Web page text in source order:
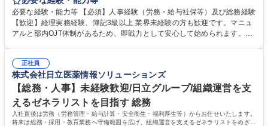
度改定などのコア業務にも挑戦できる、やりがいある環境です。 ■勤怠管
理、給与計算、社会保険手続き、年末調整等の労務管理全般 ■入退社手続
き、社内規定の改定や人事制度改定などのコア業務 ■社内イベントの企画
でも質問・相談できる環境が整っているため、安心して成長できます。 募
集職種 【森ビルG】人事・総務◆賞与5ヶ月◆年休120日◆残業少なめ◆
リモート可
必要な経験・能力等 【必須】人事経験（労務・給与社保等）及び総務経験
【歓迎】経理実務経験、簿記3級以上 業界未経験の方も歓迎です。マニュ
アルと部内OJT体制があるため、即戦力として安心して始められます。
務に挑戦できるため、自身の成長と組織への貢献度をダイレクトに実感で
きます。 残業少なめ、週1日リモート可など、ワークライフバランスを保
ち長期活躍できる環境です。 「これまでの幅広い経験を活かし、長期的な
キャリアを築きたい」という前向きな意欲と挑戦を全力で応援します。 学
歴・資格 学歴：大学院 大学 高専 短大 専修学校 高校 語学力： 資格：日商
簿記検定1級 日商簿記検定2級 日商簿記検定3級
正社員
株式会社日立医薬情報ソリューションズ
【総務・人事】未経験歓迎/日立グループ/組織運営を支
えるゼネラリストを目指す 総務
入社直後は労務（労務管理・給与計算・安全衛生・福利厚生等）からお任せいたします。
将来は総務・採用・教育業務へ守備範囲を広げ、組織運営を支えるゼネラリストをめざせ